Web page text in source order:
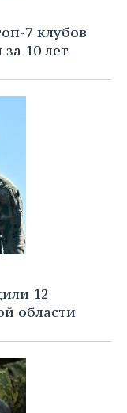
7 клубов
10 лет
12
области